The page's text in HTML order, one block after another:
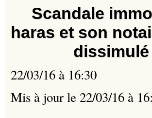
Scandale
haras et son
22/03/16 à 16:30
Mis à jour le 22/03/16 à